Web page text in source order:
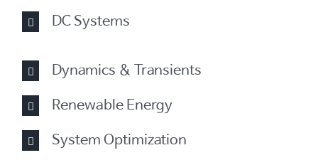
DC Systems
Dynamics & Transients
Renewable Energy
System Optimization